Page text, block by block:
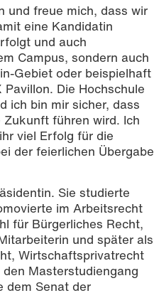
und freue mich, dass wir
eine Kandidatin
und auch
Campus, sondern auch
Gebiet oder beispielhaft
Die Hochschule
ich bin mir sicher, dass
führen wird. Ich
viel Erfolg für die
der feierlichen Übergabe
Sie studierte
im Arbeitsrecht
für Bürgerliches Recht,
und später als
Wirtschaftsprivatrecht
Masterstudiengang
dem Senat der